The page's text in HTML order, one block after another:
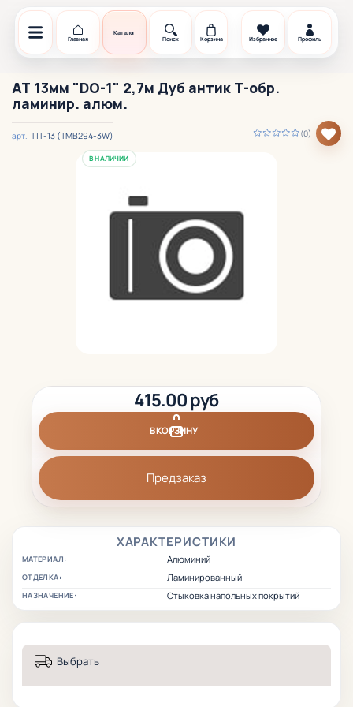
Главная
Каталог
Поиск
Корзина Избранное Профиль
АТ 13мм "DO-1" 2,7м Дуб антик Т-обр.
ламинир. алюм.
(0)
арт. ПТ-13 (TMB294-3W)
В НАЛИЧИИ
ХАРАКТЕРИСТИКИ
МАТЕРИАЛ: Алюминий
ОТДЕЛКА: Ламинированный
НАЗНАЧЕНИЕ: Стыковка напольных покрытий
415.00 руб
В КОРЗИНУ
Предзаказ
Выбрать